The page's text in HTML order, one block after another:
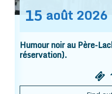
15 août 2026
Humour noir au Père-
réservation).